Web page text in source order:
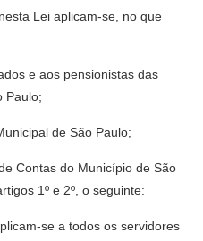
Lei aplicam-se, no que
e aos pensionistas das
Paulo;
de São Paulo;
Contas do Município de São
1º e 2º, o seguinte:
se a todos os servidores